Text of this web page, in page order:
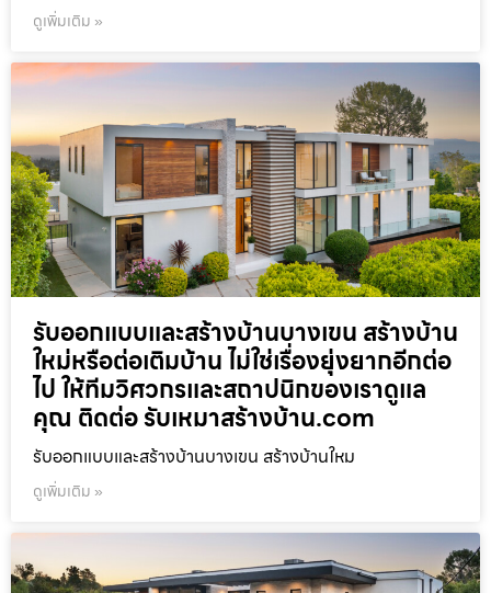
ดูเพิ่มเติม »
รับออกแบบและสร้างบ้านบางเขน สร้างบ้าน
ใหม่หรือต่อเติมบ้าน ไม่ใช่เรื่องยุ่งยากอีกต่อ
ไป ให้ทีมวิศวกรและสถาปนิกของเราดูแล
คุณ ติดต่อ รับเหมาสร้างบ้าน.com
รับออกแบบและสร้างบ้านบางเขน สร้างบ้านใหม
ดูเพิ่มเติม »